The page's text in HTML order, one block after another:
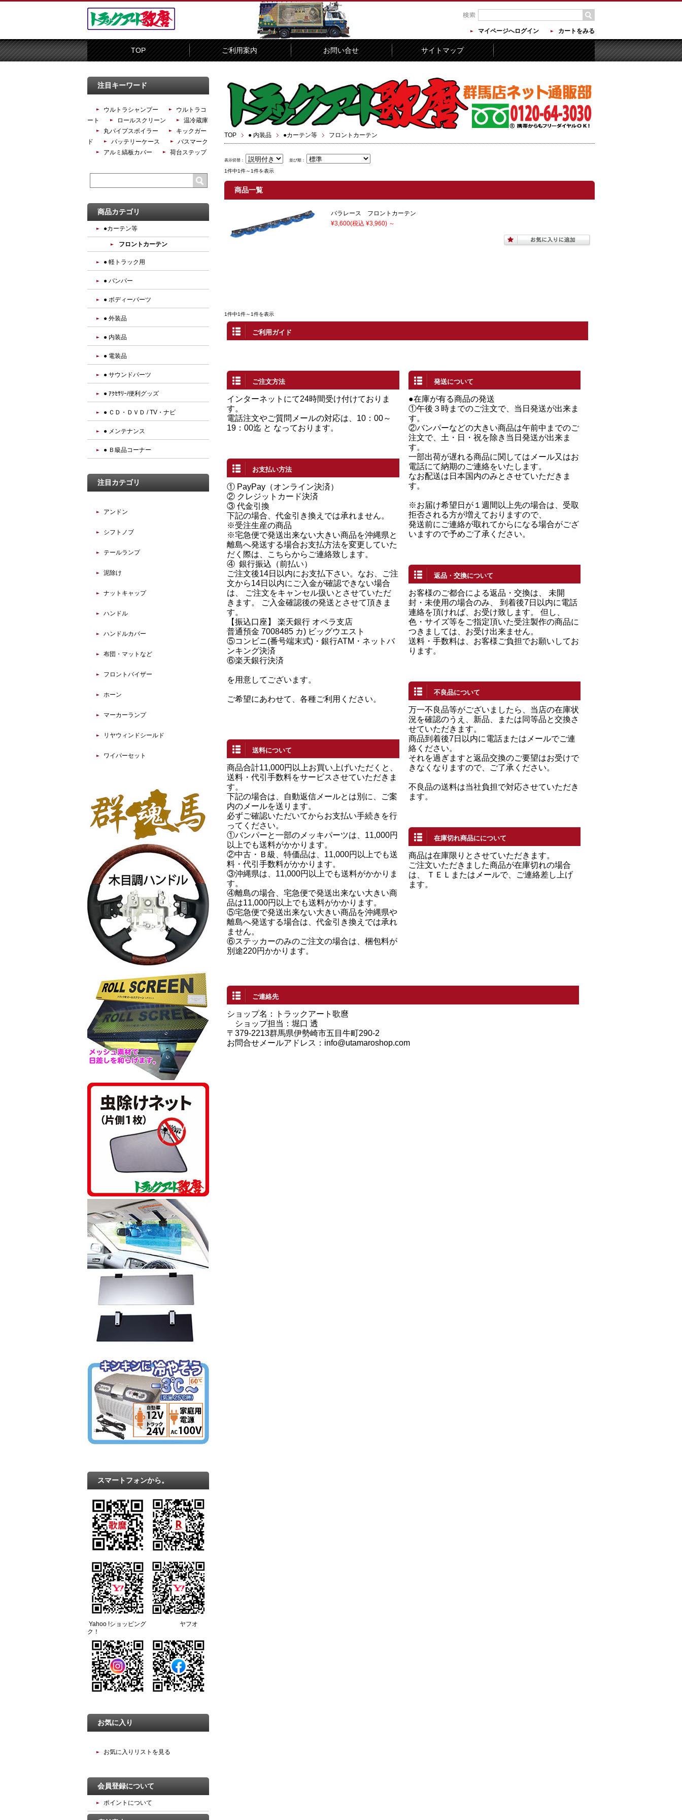
マイページへログイン カートをみる
TOP ご利用案内 お問い合せ サイトマップ
TOP ● 内装品 ●カーテン等 フロントカーテン
表示切替： 並び順：
1件中1件～1件を表示
商品一覧
バラレース フロントカーテン
¥3,600(税込 ¥3,960) ～
1件中1件～1件を表示
ご利用ガイド
ご注文方法
インターネットにて24時間受け付けておりま
す。
電話注文やご質問メールの対応は、10：00～
19：00迄 と なっております。
お支払い方法
① PayPay（オンライン決済）
② クレジットカード決済
③ 代金引換
下記の場合、代金引き換えでは承れません。
※受注生産の商品
※宅急便で発送出来ない大きい商品を沖縄県と
離島へ発送する場合お支払方法を変更していた
だく際は、こちらからご連絡致します。
④ 銀行振込（前払い）
ご注文後14日以内にお支払下さい。なお、ご注
文から14日以内にご入金が確認できない場合
は、 ご注文をキャンセル扱いとさせていただ
きます。 ご入金確認後の発送とさせて頂きま
す。
【振込口座】 楽天銀行 オペラ支店
普通預金 7008485 カ) ビッグウエスト
⑤コンビニ(番号端末式)・銀行ATM・ネットバ
ンキング決済
⑥楽天銀行決済
を用意してございます。
ご希望にあわせて、各種ご利用ください。
送料について
商品合計11,000円以上お買い上げいただくと、
送料・代引手数料をサービスさせていただきま
す。
下記の場合は、自動返信メールとは別に、ご案
内のメールを送ります。
必ずご確認いただいてからお支払い手続きを行
ってください。
①バンパーと一部のメッキパーツは、11,000円
以上でも送料がかかります。
②中古・Ｂ級、特価品は、11,000円以上でも送
料・代引手数料がかかります。
③沖縄県は、11,000円以上でも送料がかかりま
す。
④離島の場合、宅急便で発送出来ない大きい商
品は11,000円以上でも送料がかかります。
⑤宅急便で発送出来ない大きい商品を沖縄県や
離島へ発送する場合は、代金引き換えでは承れ
ません。
⑥ステッカーのみのご注文の場合は、梱包料が
別途220円かかります。
発送について
●在庫が有る商品の発送
①午後３時までのご注文で、当日発送が出来ま
す。
②バンパーなどの大きい商品は午前中までのご
注文で、土・日・祝を除き当日発送が出来ま
す。
一部出荷が遅れる商品に関してはメール又はお
電話にて納期のご連絡をいたします。
なお配送は日本国内のみとさせていただきま
す。
※お届け希望日が１週間以上先の場合は、受取
拒否される方が増えておりますので、
発送前にご連絡が取れてからになる場合がござ
いますので予めご了承ください。
返品・交換について
お客様のご都合による返品・交換は、 未開
封・未使用の場合のみ、 到着後7日以内に電話
連絡を頂ければ、お受け致します。 但し、
色・サイズ等をご指定頂いた受注製作の商品に
つきましては、お受け出来ません。
送料・手数料は、お客様ご負担でお願いしてお
ります。
不良品について
万一不良品等がございましたら、当店の在庫状
況を確認のうえ、新品、または同等品と交換さ
せていただきます。
商品到着後7日以内に電話またはメールでご連
絡ください。
それを過ぎますと返品交換のご要望はお受けで
きなくなりますので、ご了承ください。
不良品の送料は当社負担で対応させていただき
ます。
在庫切れ商品にについて
商品は在庫限りとさせていただきます。
ご注文いただきました商品が在庫切れの場合
は、 ＴＥＬまたはメールで、ご連絡差し上げ
ます。
ご連絡先
ショップ名：トラックアート歌麿
ショップ担当：堀口 透
〒379-2213群馬県伊勢崎市五目牛町290-2
お問合せメールアドレス： info@utamaroshop.com
注目キーワード
ウルトラシャンプー
ウルトラコ
ート
ロールスクリーン
温冷蔵庫
丸パイプスポイラー
キックガー
ド
バッテリーケース
バスマーク
アルミ縞板カバー
荷台ステップ
商品カテゴリ
●カーテン等
フロントカーテン
● 軽トラック用
● バンパー
● ボディーパーツ
● 外装品
● 内装品
● 電装品
● サウンドパーツ
● ｱｸｾｻﾘｰ/便利グッズ
● ＣＤ・ＤＶＤ / TV・ナビ
● メンテナンス
● Ｂ級品コーナー
注目カテゴリ
アンドン
シフトノブ
テールランプ
泥除け
ナットキャップ
ハンドル
ハンドルカバー
布団・マットなど
フロントバイザー
ホーン
マーカーランプ
リヤウィンドシールド
ワイパーセット
スマートフォンから。
Yahoo !ショッピング ヤフオ
ク！
お気に入り
お気に入りリストを見る
会員登録について
ポイントについて